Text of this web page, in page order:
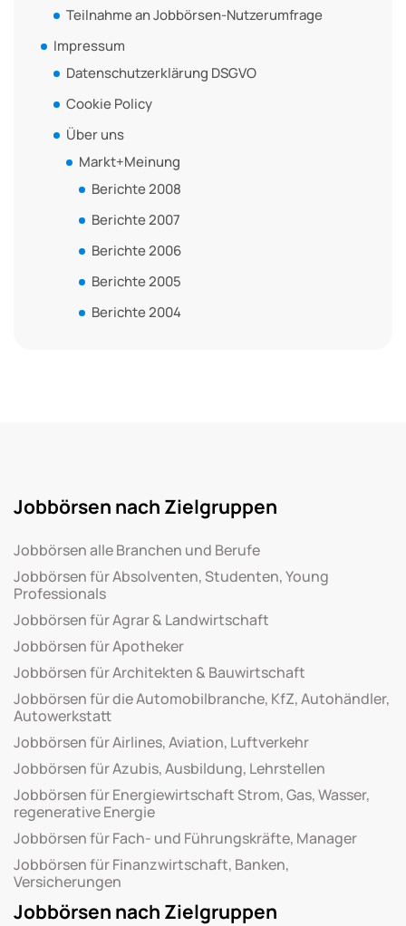
Teilnahme an Jobbörsen-Nutzerumfrage
Impressum
Datenschutzerklärung DSGVO
Cookie Policy
Über uns
Markt+Meinung
Berichte 2008
Berichte 2007
Berichte 2006
Berichte 2005
Berichte 2004
Jobbörsen nach Zielgruppen
Jobbörsen alle Branchen und Berufe
Jobbörsen für Absolventen, Studenten, Young
Professionals
Jobbörsen für Agrar & Landwirtschaft
Jobbörsen für Apotheker
Jobbörsen für Architekten & Bauwirtschaft
Jobbörsen für die Automobilbranche, KfZ, Autohändler,
Autowerkstatt
Jobbörsen für Airlines, Aviation, Luftverkehr
Jobbörsen für Azubis, Ausbildung, Lehrstellen
Jobbörsen für Energiewirtschaft Strom, Gas, Wasser,
regenerative Energie
Jobbörsen für Fach- und Führungskräfte, Manager
Jobbörsen für Finanzwirtschaft, Banken,
Versicherungen
Jobbörsen nach Zielgruppen